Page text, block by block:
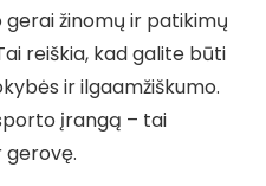
žinomų ir patikimų
reiškia, kad galite būti
ir ilgaamžiškumo.
įrangą – tai
gerovę.